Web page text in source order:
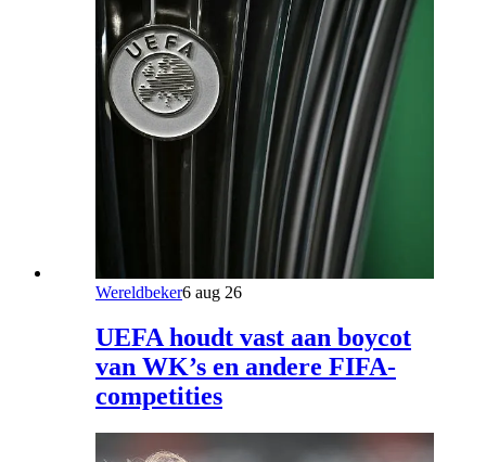
Wereldbeker6 aug 26
UEFA houdt vast aan boycot
van WK’s en andere FIFA-
competities